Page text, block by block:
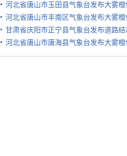
河北省唐山市玉田县气象台发布大雾
河北省唐山市丰南区气象台发布大雾
甘肃省庆阳市正宁县气象台发布道路
河北省唐山市唐海县气象台发布大雾